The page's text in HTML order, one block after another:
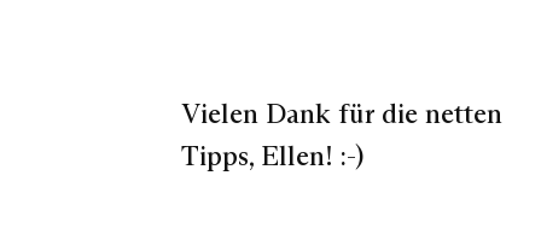
Vielen Dank für die netten
Tipps, Ellen! :-)